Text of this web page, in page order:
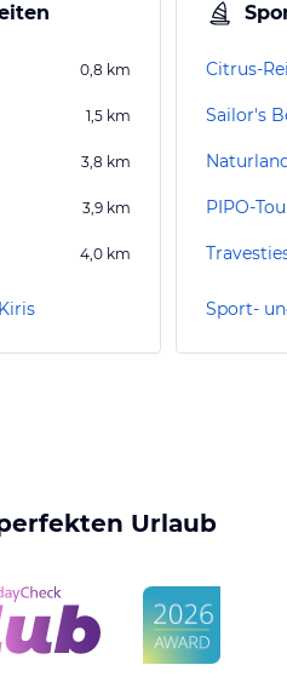
0,8 km
1,5 km
3,8 km
3,9 km
4,0 km
Citrus-
Sailor's
PIPO-
Sport-
Urlaub